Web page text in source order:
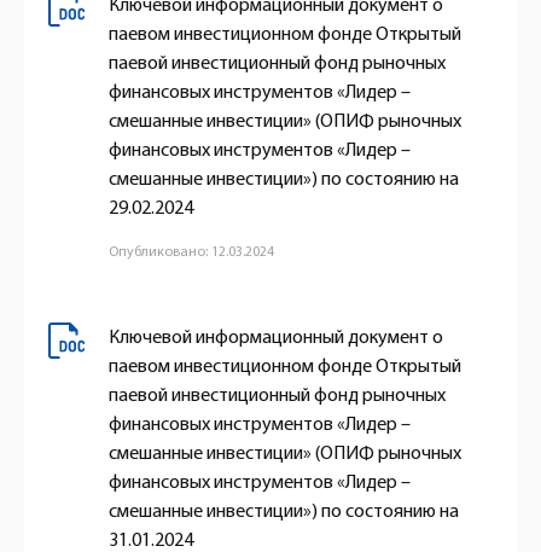
Ключевой информационный документ о
паевом инвестиционном фонде Открытый
паевой инвестиционный фонд рыночных
финансовых инструментов «Лидер –
смешанные инвестиции» (ОПИФ рыночных
финансовых инструментов «Лидер –
смешанные инвестиции») по состоянию на
29.02.2024
Опубликовано: 12.03.2024
Ключевой информационный документ о
паевом инвестиционном фонде Открытый
паевой инвестиционный фонд рыночных
финансовых инструментов «Лидер –
смешанные инвестиции» (ОПИФ рыночных
финансовых инструментов «Лидер –
смешанные инвестиции») по состоянию на
31.01.2024